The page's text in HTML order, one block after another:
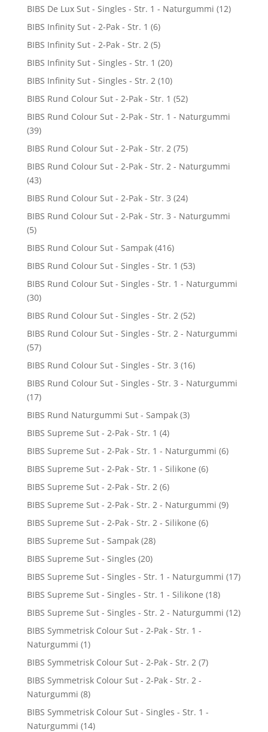
BIBS De Lux Sut - Singles - Str. 1 - Naturgummi (12)
BIBS Infinity Sut - 2-Pak - Str. 1 (6)
BIBS Infinity Sut - 2-Pak - Str. 2 (5)
BIBS Infinity Sut - Singles - Str. 1 (20)
BIBS Infinity Sut - Singles - Str. 2 (10)
BIBS Rund Colour Sut - 2-Pak - Str. 1 (52)
BIBS Rund Colour Sut - 2-Pak - Str. 1 - Naturgummi
(39)
BIBS Rund Colour Sut - 2-Pak - Str. 2 (75)
BIBS Rund Colour Sut - 2-Pak - Str. 2 - Naturgummi
(43)
BIBS Rund Colour Sut - 2-Pak - Str. 3 (24)
BIBS Rund Colour Sut - 2-Pak - Str. 3 - Naturgummi
(5)
BIBS Rund Colour Sut - Sampak (416)
BIBS Rund Colour Sut - Singles - Str. 1 (53)
BIBS Rund Colour Sut - Singles - Str. 1 - Naturgummi
(30)
BIBS Rund Colour Sut - Singles - Str. 2 (52)
BIBS Rund Colour Sut - Singles - Str. 2 - Naturgummi
(57)
BIBS Rund Colour Sut - Singles - Str. 3 (16)
BIBS Rund Colour Sut - Singles - Str. 3 - Naturgummi
(17)
BIBS Rund Naturgummi Sut - Sampak (3)
BIBS Supreme Sut - 2-Pak - Str. 1 (4)
BIBS Supreme Sut - 2-Pak - Str. 1 - Naturgummi (6)
BIBS Supreme Sut - 2-Pak - Str. 1 - Silikone (6)
BIBS Supreme Sut - 2-Pak - Str. 2 (6)
BIBS Supreme Sut - 2-Pak - Str. 2 - Naturgummi (9)
BIBS Supreme Sut - 2-Pak - Str. 2 - Silikone (6)
BIBS Supreme Sut - Sampak (28)
BIBS Supreme Sut - Singles (20)
BIBS Supreme Sut - Singles - Str. 1 - Naturgummi (17)
BIBS Supreme Sut - Singles - Str. 1 - Silikone (18)
BIBS Supreme Sut - Singles - Str. 2 - Naturgummi (12)
BIBS Symmetrisk Colour Sut - 2-Pak - Str. 1 -
Naturgummi (1)
BIBS Symmetrisk Colour Sut - 2-Pak - Str. 2 (7)
BIBS Symmetrisk Colour Sut - 2-Pak - Str. 2 -
Naturgummi (8)
BIBS Symmetrisk Colour Sut - Singles - Str. 1 -
Naturgummi (14)